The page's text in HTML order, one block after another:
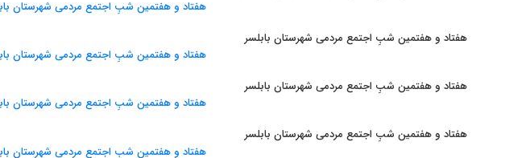
هفتاد و هفتمین شبِ اجتمع مردمی شهرستان بابلسر
هفتاد و هفتمین شبِ اجتمع مردمی شهرستان بابلسر
هفتاد و هفتمین شبِ اجتمع مردمی شهرستان بابلسر